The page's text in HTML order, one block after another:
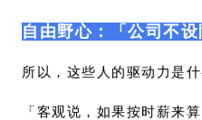
自由野心：「公司不设
所以，这些人的驱动力是什
「客观说，如果按时薪来